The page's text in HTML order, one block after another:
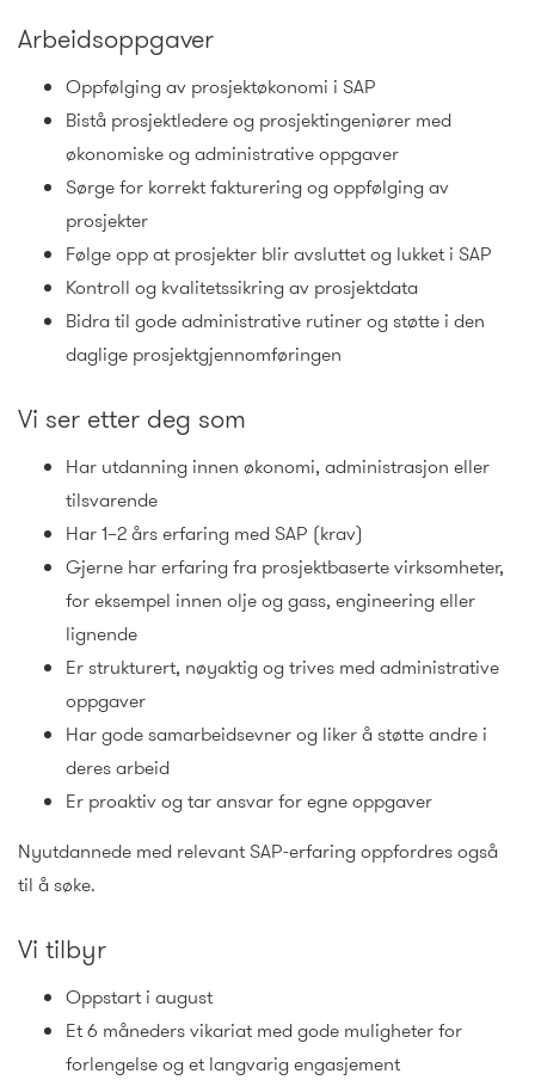
Arbeidsoppgaver
Oppfølging av prosjektøkonomi i SAP
Bistå prosjektledere og prosjektingeniører med
økonomiske og administrative oppgaver
Sørge for korrekt fakturering og oppfølging av
prosjekter
Følge opp at prosjekter blir avsluttet og lukket i SAP
Kontroll og kvalitetssikring av prosjektdata
Bidra til gode administrative rutiner og støtte i den
daglige prosjektgjennomføringen
Vi ser etter deg som
Har utdanning innen økonomi, administrasjon eller
tilsvarende
Har 1–2 års erfaring med SAP (krav)
Gjerne har erfaring fra prosjektbaserte virksomheter,
for eksempel innen olje og gass, engineering eller
lignende
Er strukturert, nøyaktig og trives med administrative
oppgaver
Har gode samarbeidsevner og liker å støtte andre i
deres arbeid
Er proaktiv og tar ansvar for egne oppgaver
Nyutdannede med relevant SAP-erfaring oppfordres også
til å søke.
Vi tilbyr
Oppstart i august
Et 6 måneders vikariat med gode muligheter for
forlengelse og et langvarig engasjement